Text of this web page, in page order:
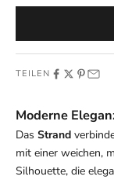
TEILEN
Moderne
Das Strand
mit einer weichen,
Silhouette, die